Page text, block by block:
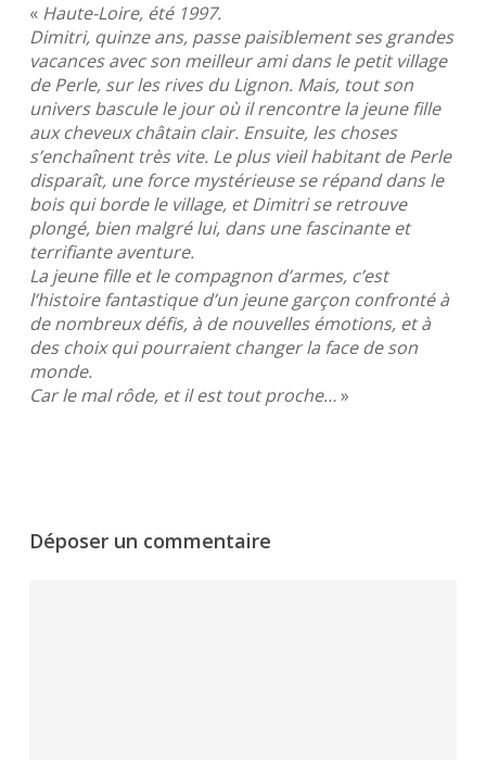
« Haute-Loire, été 1997.
Dimitri, quinze ans, passe paisiblement ses grandes
vacances avec son meilleur ami dans le petit village
de Perle, sur les rives du Lignon. Mais, tout son
univers bascule le jour où il rencontre la jeune fille
aux cheveux châtain clair. Ensuite, les choses
s’enchaînent très vite. Le plus vieil habitant de Perle
disparaît, une force mystérieuse se répand dans le
bois qui borde le village, et Dimitri se retrouve
plongé, bien malgré lui, dans une fascinante et
terrifiante aventure.
La jeune fille et le compagnon d’armes, c’est
l’histoire fantastique d’un jeune garçon confronté à
de nombreux défis, à de nouvelles émotions, et à
des choix qui pourraient changer la face de son
monde.
Car le mal rôde, et il est tout proche…»
Déposer un commentaire